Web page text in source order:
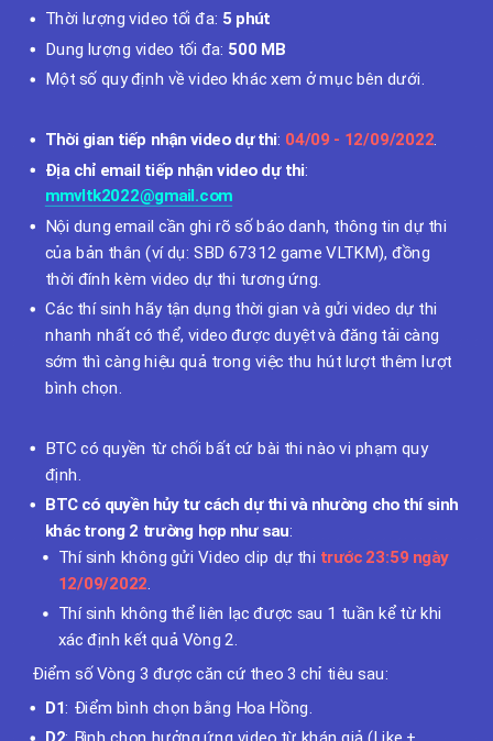
Thời lượng video tối đa: 5 phút
Dung lượng video tối đa: 500 MB
Một số quy định về video khác xem ở mục bên dưới.
Thời gian tiếp nhận video dự thi: 04/09 - 12/09/2022.
Địa chỉ email tiếp nhận video dự thi:
mmvltk2022@gmail.com
Nội dung email cần ghi rõ số báo danh, thông tin dự thi
của bản thân (ví dụ: SBD 67312 game VLTKM), đồng
thời đính kèm video dự thi tương ứng.
Các thí sinh hãy tận dụng thời gian và gửi video dự thi
nhanh nhất có thể, video được duyệt và đăng tải càng
sớm thì càng hiệu quả trong việc thu hút lượt thêm lượt
bình chọn.
BTC có quyền từ chối bất cứ bài thi nào vi phạm quy
định.
BTC có quyền hủy tư cách dự thi và nhường cho thí sinh
khác trong 2 trường hợp như sau:
Thí sinh không gửi Video clip dự thi trước 23:59 ngày
12/09/2022
Thí sinh không thể liên lạc được sau 1 tuần kể từ khi
xác định kết quả Vòng 2.
Điểm số Vòng 3 được căn cứ theo 3 chỉ tiêu sau:
D1: Điểm bình chọn bằng Hoa Hồng.